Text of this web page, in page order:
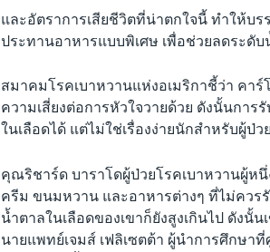
และอัตราการเสียชีวิตที่น่าตกใจนี้ ทำให้บ
ประทานอาหารแบบพิเศษ เพื่อช่วยลดระดับ
สมาคมโรคเบาหวานแห่งอเมริกาชี้ว่า คาร์
ความเสี่ยงต่อการหัวใจวายด้วย ดังนั้นกา
ในเลือดได้ แต่ไม่ใช่เรื่องง่ายนักสำหรับผู้ป่
คุณริชาร์ด บาราโดผู้ป่วยโรคเบาหวานผู้ห
ครีม ขนมหวาน และอาหารต่างๆ ที่ไม่ควร
น้ำตาลในเลือดของเขาก็ยังสูงเกินไป ดังนั้
นายแพทย์เจมส์ เฟลิเซตต้า ผู้นำการศึกษ